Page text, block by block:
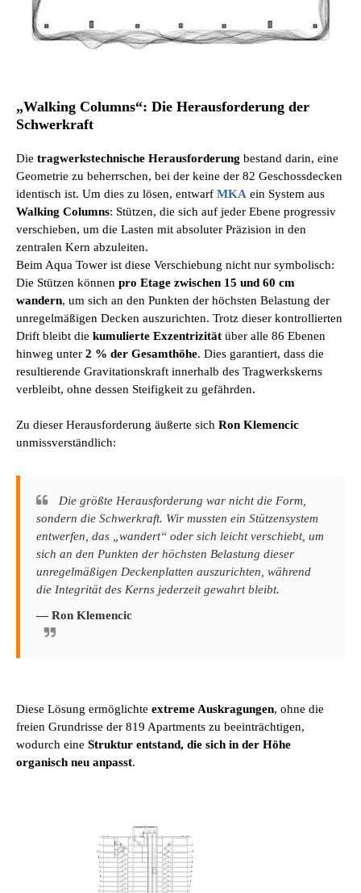
„Walking Columns“: Die Herausforderung der
Schwerkraft
Die tragwerkstechnische Herausforderung bestand darin, eine
Geometrie zu beherrschen, bei der keine der 82 Geschossdecken
identisch ist. Um dies zu lösen, entwarf MKA ein System aus
Walking Columns: Stützen, die sich auf jeder Ebene progressiv
verschieben, um die Lasten mit absoluter Präzision in den
zentralen Kern abzuleiten.
Beim Aqua Tower ist diese Verschiebung nicht nur symbolisch:
Die Stützen können pro Etage zwischen 15 und 60 cm
wandern, um sich an den Punkten der höchsten Belastung der
unregelmäßigen Decken auszurichten. Trotz dieser kontrollierten
Drift bleibt die kumulierte Exzentrizität über alle 86 Ebenen
hinweg unter 2 % der Gesamthöhe. Dies garantiert, dass die
resultierende Gravitationskraft innerhalb des Tragwerkskerns
verbleibt, ohne dessen Steifigkeit zu gefährden.
Zu dieser Herausforderung äußerte sich Ron Klemencic
unmissverständlich:
Die größte Herausforderung war nicht die Form,
sondern die Schwerkraft. Wir mussten ein Stützensystem
entwerfen, das „wandert“ oder sich leicht verschiebt, um
sich an den Punkten der höchsten Belastung dieser
unregelmäßigen Deckenplatten auszurichten, während
die Integrität des Kerns jederzeit gewahrt bleibt.
— Ron Klemencic
Diese Lösung ermöglichte extreme Auskragungen, ohne die
freien Grundrisse der 819 Apartments zu beeinträchtigen,
wodurch eine Struktur entstand, die sich in der Höhe
organisch neu anpasst.